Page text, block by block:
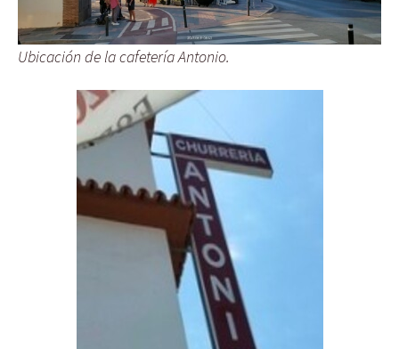
Ubicación de la cafetería Antonio.